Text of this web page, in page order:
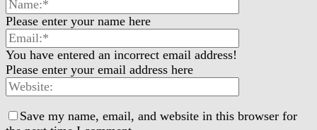
Please enter your name here
You have entered an incorrect email address!
Please enter your email address here
Save my name, email, and website in this browser for